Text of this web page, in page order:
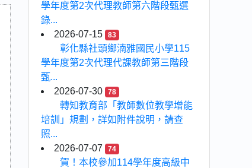
學年度第2次代理教師第六階段甄選
錄...
2026-07-15
83
彰化縣社頭鄉湳雅國民小學115
學年度第2次代理代課教師第三階段
甄...
2026-07-30
78
轉知教育部「教師數位教學增能
培訓」規劃，詳如附件說明，請查
照...
2026-07-07
74
賀！本校參加114學年度高級中